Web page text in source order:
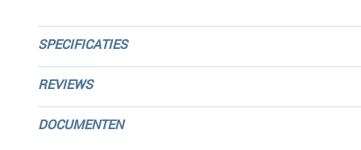
SPECIFICATIES
REVIEWS
DOCUMENTEN